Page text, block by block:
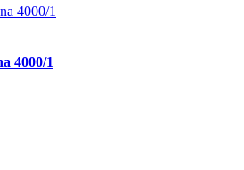
4000/1